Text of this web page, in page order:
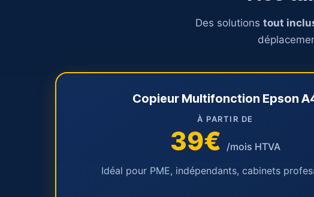
Des solutions tout
Copieur Multifonction Epson
À PARTIR DE
39€ /mois HTVA
Idéal pour PME, indépendants, cabinets